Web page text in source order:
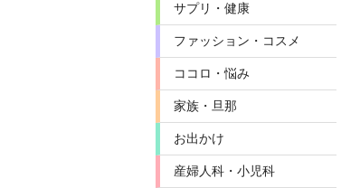
サプリ・健康
ファッション・コスメ
ココロ・悩み
家族・旦那
お出かけ
産婦人科・小児科